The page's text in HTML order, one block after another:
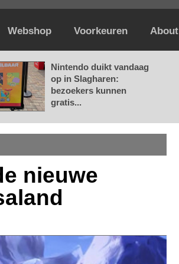
Webshop Voorkeuren About
Nintendo duikt vandaag
op in Slagharen:
bezoekers kunnen
gratis...
nieuwe